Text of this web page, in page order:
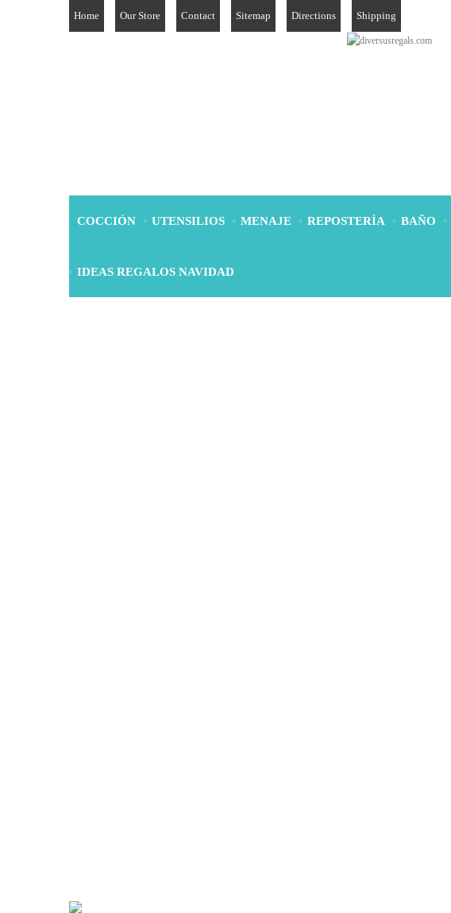
Home Our Store Contact Sitemap Directions Shipping
COCCIÓN UTENSILIOS MENAJE REPOSTERÍA BAÑO
IDEAS REGALOS NAVIDAD